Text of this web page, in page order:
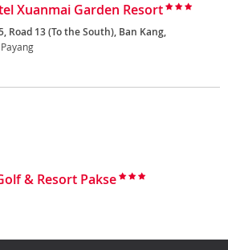
Xuanmai Garden Resort
Road 13 (To the South), Ban Kang,
& Resort Pakse